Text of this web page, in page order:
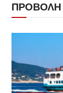
ΠΡΟΒΟΛΗ